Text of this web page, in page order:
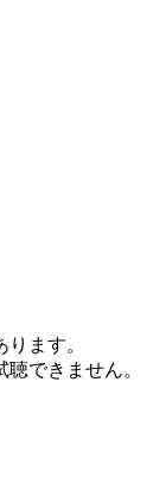
ます。
できません。